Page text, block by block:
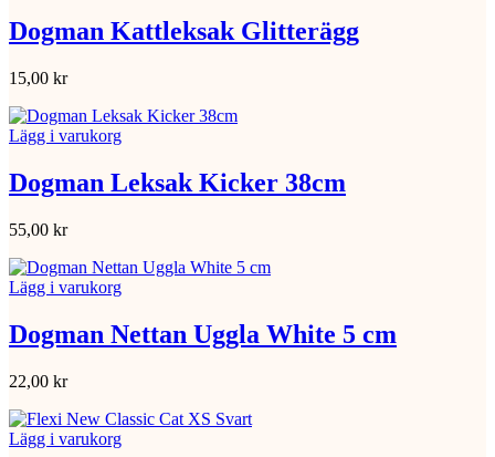
Dogman Kattleksak Glitterägg
15,00 kr
Lägg i varukorg
Dogman Leksak Kicker 38cm
55,00 kr
Lägg i varukorg
Dogman Nettan Uggla White 5 cm
22,00 kr
Lägg i varukorg